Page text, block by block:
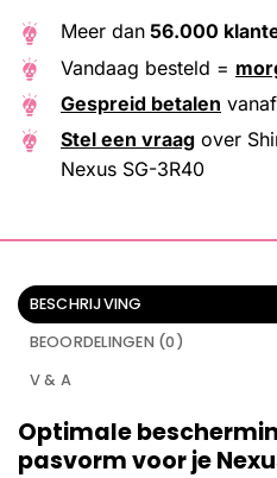
Meer dan 56.000
Vandaag besteld =
Gespreid betalen vanaf
Stel een vraag over
Nexus SG-3R40
BESCHRIJVING
BEOORDELINGEN (0)
V & A
Optimale
pasvorm voor je